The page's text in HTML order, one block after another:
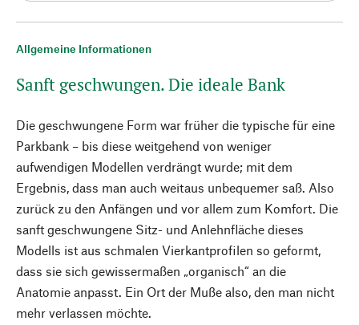
Allgemeine Informationen
Sanft geschwungen. Die ideale Bank
Die geschwungene Form war früher die typische für eine
Parkbank – bis diese weitgehend von weniger
aufwendigen Modellen verdrängt wurde; mit dem
Ergebnis, dass man auch weitaus unbequemer saß. Also
zurück zu den Anfängen und vor allem zum Komfort. Die
sanft geschwungene Sitz- und Anlehnfläche dieses
Modells ist aus schmalen Vierkantprofilen so geformt,
dass sie sich gewissermaßen „organisch“ an die
Anatomie anpasst. Ein Ort der Muße also, den man nicht
mehr verlassen möchte.